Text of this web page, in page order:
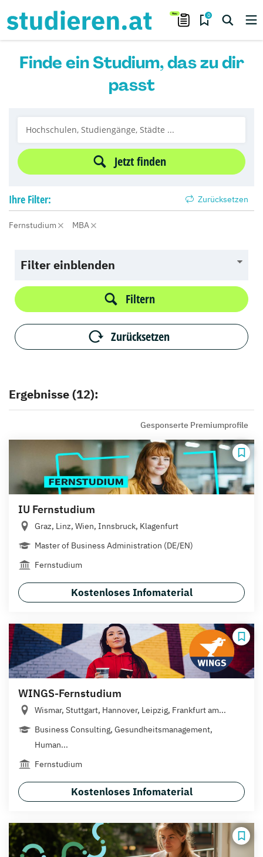
0
Finde ein Studium, das zu dir
passt
Jetzt finden
Ihre Filter: Zurücksetzen
Fernstudium MBA
Filter einblenden
Filtern
Zurücksetzen
Ergebnisse (12):
Gesponserte Premiumprofile
IU Fernstudium
Graz, Linz, Wien, Innsbruck, Klagenfurt
Master of Business Administration (DE/EN)
Fernstudium
Kostenloses Infomaterial
WINGS-Fernstudium
Wismar, Stuttgart, Hannover, Leipzig, Frankfurt am...
Business Consulting, Gesundheitsmanagement,
Human...
Fernstudium
Kostenloses Infomaterial